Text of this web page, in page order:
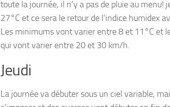
toute la journée, il n’y a pas de pluie au menu!
27°C et ce sera le retour de l’indice humidex
Les minimums vont varier entre 8 et 11°C et
qui vont varier entre 20 et 30 km/h.
Jeudi
La journée va débuter sous un ciel variable,